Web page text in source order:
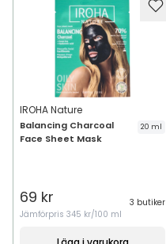
IROHA Nature
Balancing Charcoal
Face Sheet Mask
20 ml
69 kr
3 butiker
Jämförpris 345 kr/100 ml